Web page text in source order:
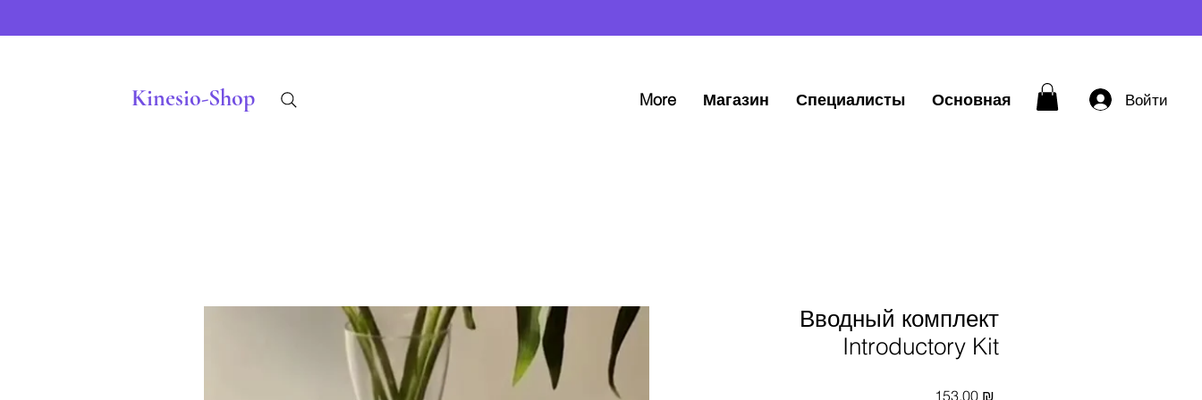
Kinesio-Shop Войти
Основная
Специалисты
Магазин
More
Вводный комплект
Introductory Kit
153,00 ₪